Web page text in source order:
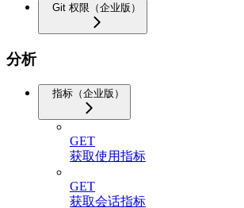
Git 权限（企业版）
分析
指标（企业版）
GET
获取使用指标
GET
获取会话指标